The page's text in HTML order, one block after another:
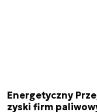
Energetyczny
zyski firm